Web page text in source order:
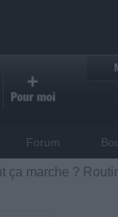
Forum
ça marche ?